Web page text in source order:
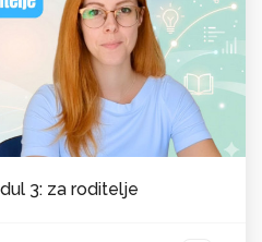
3: za roditelje